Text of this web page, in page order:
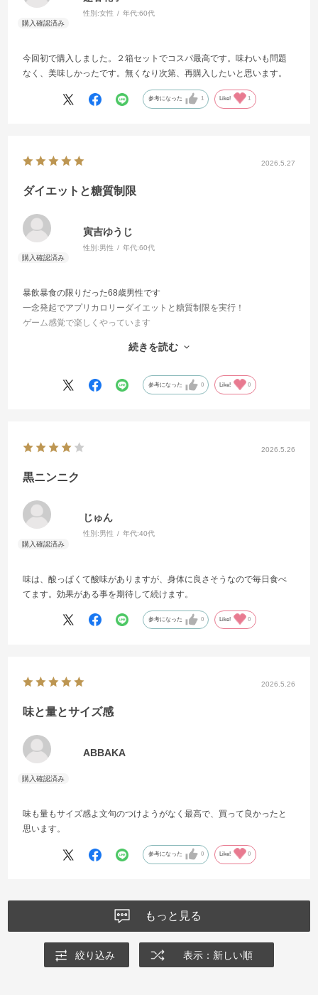
性別:女性 年代:60代
今回初で購入しました。２箱セットでコスパ最高です。味わいも問題
なく、美味しかったです。無くなり次第、再購入したいと思います。
参考になった 1 Like! 1
2026.5.27
ダイエットと糖質制限
寅吉ゆうじ
性別:男性 年代:60代
暴飲暴食の限りだった68歳男性です
一念発起でアプリカロリーダイエットと糖質制限を実行！
ゲーム感覚で楽しくやっています
ようなホクホク食感
まさに」自然の大地の恵み」です！
に感謝、ありがとうございます
続きを読む
参考になった 0 Like! 0
2026.5.26
黒ニンニク
じゅん
性別:男性 年代:40代
味は、酸っぱくて酸味がありますが、身体に良さそうなので毎日食べ
てます。効果がある事を期待して続けます。
参考になった 0 Like! 0
2026.5.26
味と量とサイズ感
ABBAKA
味も量もサイズ感よ文句のつけようがなく最高で、買って良かったと
思います。
参考になった 0 Like! 0
もっと見る
絞り込み 表示：新しい順